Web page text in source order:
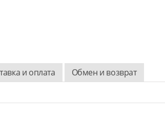
и оплата Обмен и возврат